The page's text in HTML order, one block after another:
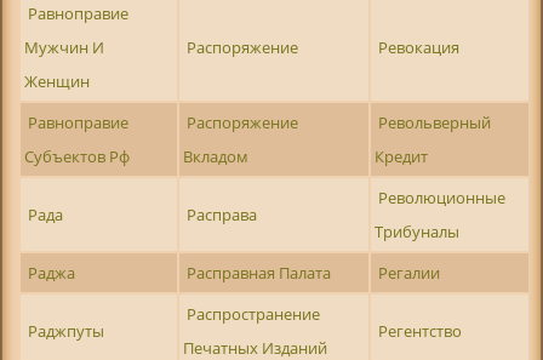
Равноправие
Мужчин И
Женщин
Распоряжение Ревокация
Равноправие
Субъектов Рф
Распоряжение
Вкладом
Револьверный
Кредит
Рада Расправа
Революционные
Трибуналы
Раджа
Расправная Палата Регалии
Раджпуты
Распространение
Печатных Изданий
Регентство